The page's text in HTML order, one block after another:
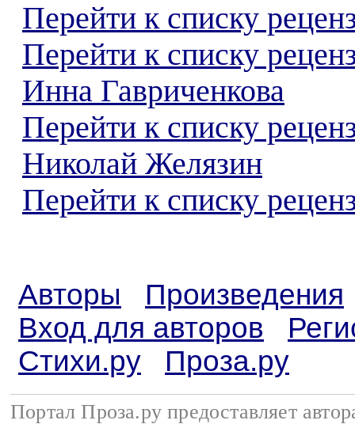
Перейти к списку
Перейти к списку
Инна Гавриченкова
Перейти к списку
Николай Желязин
Перейти к списку
Авторы
Произведения
Вход для авторов
Стихи.ру
Проза.ру
Портал Проза.ру предоставляет